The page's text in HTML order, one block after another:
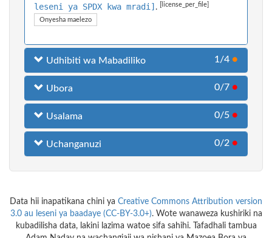
leseni ya SPDX kwa mradi] . [license_per_file]
Onyesha maelezo
Udhibiti wa Mabadiliko 1/4 ●
Ubora 0/7 ●
Usalama 0/5 ●
Uchanganuzi 0/2 ●
Data hii inapatikana chini ya Creative Commons Attribution version
3.0 au leseni ya baadaye (CC-BY-3.0+). Wote wanaweza kushiriki na
kubadilisha data, lakini lazima watoe sifa sahihi. Tafadhali tambua